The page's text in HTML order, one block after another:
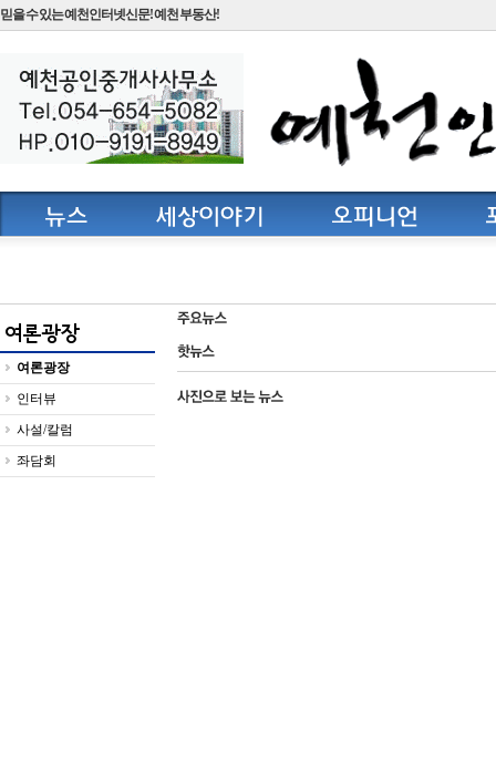
믿을 수 있는 예천인터넷신문! 예천 부동산!
여론광장
인터뷰
사설/칼럼
좌담회